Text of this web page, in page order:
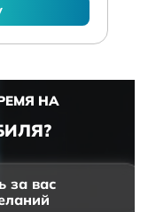
НА
за вас